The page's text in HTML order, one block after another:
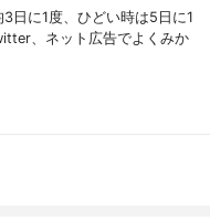
日に1度、ひどい時は5日に1
、ネット広告でよくみか